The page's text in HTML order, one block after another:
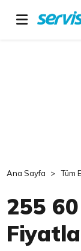
Ana Sayfa Tüm
255